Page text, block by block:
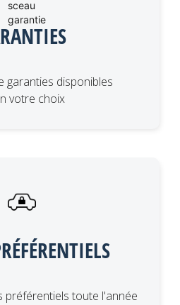
garanties disponibles
votre choix
préférentiels toute l'année